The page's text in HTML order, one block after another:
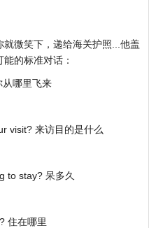
微笑下，递给海关护照...他盖
的标准对话：
哪里飞来
visit? 来访目的是什么
to stay? 呆多久
住在哪里